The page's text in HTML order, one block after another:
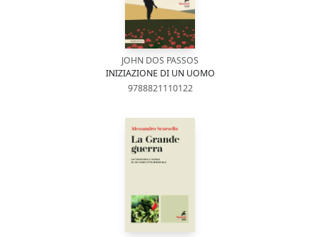
JOHN DOS PASSOS
INIZIAZIONE DI UN UOMO
9788821110122